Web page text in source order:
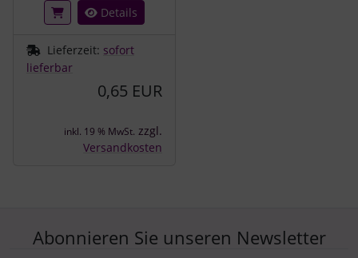
Details
Lieferzeit: sofort
lieferbar
0,65 EUR
inkl. 19 % MwSt. zzgl.
Versandkosten
Abonnieren Sie unseren Newsletter